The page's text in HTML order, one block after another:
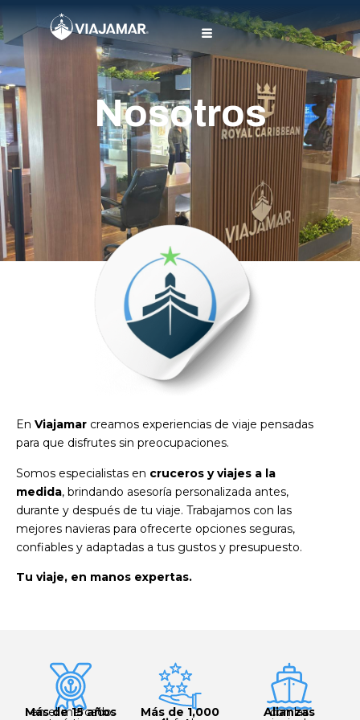
Nosotros
En Viajamar creamos experiencias de viaje pensadas
para que disfrutes sin preocupaciones.
Somos especialistas en cruceros y viajes a la
medida, brindando asesoría personalizada antes,
durante y después de tu viaje. Trabajamos con las
mejores navieras para ofrecerte opciones seguras,
confiables y adaptadas a tus gustos y presupuesto.
Tu viaje, en manos expertas.
Más de 15 años
en el mercado Más de 1,000 Alianzas
con las